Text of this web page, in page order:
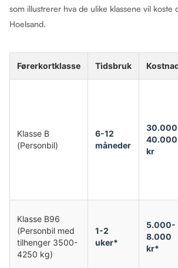
som illustrerer hva de ulike klassene vil koste
Hoelsand.
Førerkortklasse Tidsbruk
Klasse B
(Personbil)
6-12
måneder
40.000
kr
Klasse B96
(Personbil med
tilhenger 3500-
4250 kg)
1-2
uker*
5.000-
8.000
kr*